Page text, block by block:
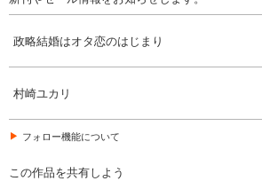
政略結婚はオタ恋のはじまり
村崎ユカリ
フォロー機能について
この作品を共有しよう